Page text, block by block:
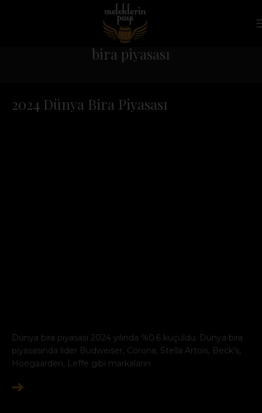
bira piyasası
2024 Dünya Bira Piyasası
Dünya bira piyasası 2024 yılında %0.6 küçüldü. Dünya bira
piyasasında lider Budweiser, Corona, Stella Artois, Beck’s,
Hoegaarden, Leffe gibi markaların